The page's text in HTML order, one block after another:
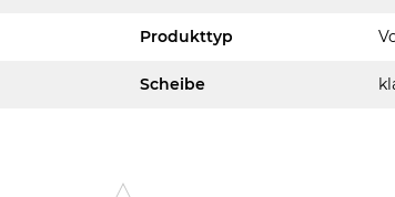
Produkttyp
Scheibe